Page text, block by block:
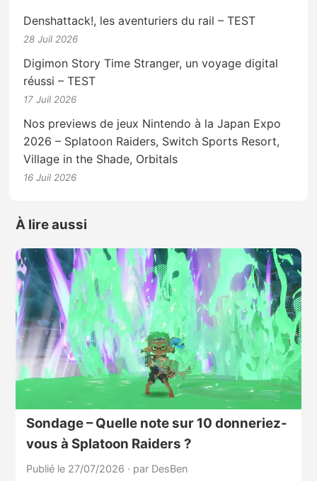
Denshattack!, les aventuriers du rail – TEST
28 Juil 2026
Digimon Story Time Stranger, un voyage digital
réussi – TEST
17 Juil 2026
Nos previews de jeux Nintendo à la Japan Expo
2026 – Splatoon Raiders, Switch Sports Resort,
Village in the Shade, Orbitals
16 Juil 2026
À lire aussi
Sondage – Quelle note sur 10 donneriez-
vous à Splatoon Raiders ?
Publié le 27/07/2026 · par DesBen